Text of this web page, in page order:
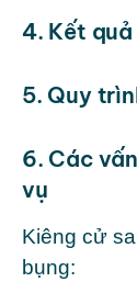
4. Kết
5. Quy
6. Các
vụ
Kiêng cử
bụng: